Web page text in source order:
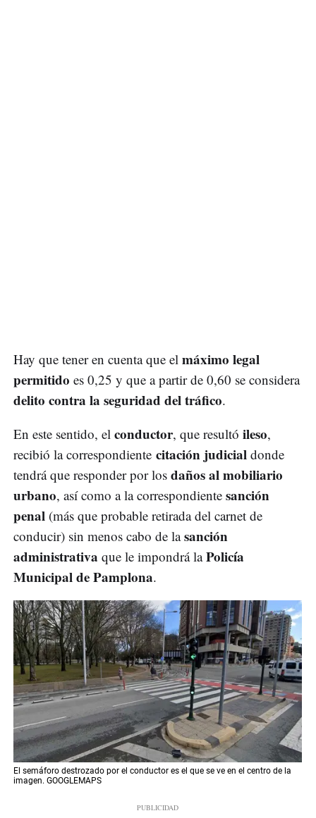
Hay que tener en cuenta que el máximo legal
permitido es 0,25 y que a partir de 0,60 se considera
delito contra la seguridad del tráfico.
En este sentido, el conductor, que resultó ileso,
recibió la correspondiente citación judicial donde
tendrá que responder por los daños al mobiliario
urbano, así como a la correspondiente sanción
penal (más que probable retirada del carnet de
conducir) sin menos cabo de lasanción
administrativa que le impondrá laPolicía
Municipal de Pamplona.
El semáforo destrozado por el conductor es el que se ve en el centro de la
imagen. GOOGLEMAPS